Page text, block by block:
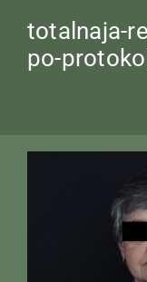
totalnaja-
po-